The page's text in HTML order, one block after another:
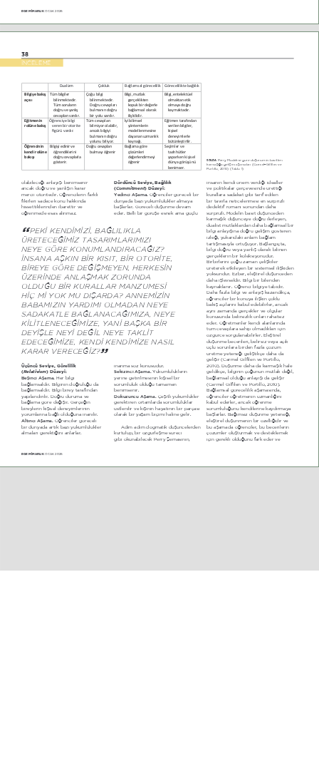
EGE M‹MARLIK OCAK 2026
38
İNCELEME
EGE M‹MARLIK OCAK 2026
olabileceği anlayışı benimsenir
ancak doğru ve yanlışın karar
mercii otoritedir. Öğrencilerin farklı
fikirleri sadece konu hakkında
hissettiklerinden ibarettir ve
öğrenmede esas alınmaz.
Üçüncü Seviye, Görelilik
(Relativism) Düzeyi:
Beşinci Aşama. Her bilgi
bağlamsaldır. Bilginin doğruluğu da
bağlamsaldır. Bilgi birey tarafından
yapılandırılır. Doğru duruma ve
bağlama göre değişir. Gerçeğin
bireylerin kişisel deneyimlerinin
yorumlarına bağlı olduğuna inanılır.
Altıncı Aşama.
Öğrenciler göreceli
bir dünyada artık bazı yükümlülükler
almaları gerektiğini anlarlar.
insanın kendi önem verdiği idealler
ve politikalar çerçevesinde ürettiği
kurallara sadakat gibi tarif edilen
bir tavırla neticelenmesi en sürprizli
dedektif romanı sonundan daha
sürprizli. Modelin basit düşünceden
karmaşık düşünceye doğru ilerleyen,
düalist mutlaklardan daha bağlamsal bir
bilgi anlayışına doğru gelişim gösteren
izleği, yukarıdaki anlam-bağlam
tartışmasıyla örtüşüyor. Başlangıçta,
bilgi doğru veya yanlış olarak bilinen
gerçeklerin bir koleksiyonudur.
Birbirlerini çoğu zaman çelişkiler
üreterek etkileyen bir sistemsel ilişkiden
yoksundur. Ezber, eleştirel düşünceden
daha işlevseldir. Bilgi bir bilenden
kaynaklanır. Öğrenci bilgiye tabidir.
Daha fazla bilgi ve anlayış kazandıkça,
öğrenciler bir konuya ilişkin çoklu
bakış açılarını kabul edebilirler, ancak
aynı zamanda gerçekler ve olgular
konusunda belirsizlik onları rahatsız
eder. Öğretmenler kendi alanlarında
tüm cevaplara sahip olmadıkları için
özgürce sorgulanabilirler. Eleştirel
düşünme becerileri, belirsiz veya açık
uçlu sorunlara birden fazla çözüm
üretme yeteneği geliştikçe daha da
gelişir (Carmel-Gilfilen ve Portillo,
2010). Düşünme daha da karmaşık hale
geldikçe, bilginin çoğunun mutlak değil,
bağlamsal olduğu anlayışı da gelişir
(Carmel-Gilfilen ve Portillo, 2010).
Bağlamsal görecelilik aşamasında,
öğrenciler öğretmenin uzmanlığını
kabul ederler, ancak öğrenme
sorumluluğunu kendilerine kaydırmaya
başlarlar. Bağımsız düşünme yeteneği,
eleştirel düşünmenin bir özelliğidir ve
bu aşamada öğrenciler, bu becerilerin
çözümler oluşturmak ve desteklemek
için gerekli olduğunu fark eder ve
Dördüncü Seviye, Bağlılık
(Commitment) Düzeyi:
Yedinci Aşama. Öğrenciler göreceli bir
dünyada bazı yükümlülükler almaya
başlarlar. Göreceli düşünme devam
eder. Belli bir görüşe esnek ama güçlü
inanma söz konusudur.
Sekizinci Aşama. Yükümlülüklerin
yerine getirilmesinin kişisel bir
sorumluluk olduğu tamamen
benimsenir.
Dokuzuncu Aşama.
Çeşitli yükümlükler
gerektiren ortamlarda sorumluluklar
üstlenilir ve kişinin hayatının bir parçası
olarak bir yaşam biçimi haline gelir.
Adım adım dogmatik düşüncelerden
kurtulup, bir özgürleşme süreci
gibi okunabilecek Perry Şemasının,
“ PEKİ KENDİMİZİ, BAĞLILIKLA
ÜRETECEĞİMİZ TASARIMLARIMIZI
NEYE GÖRE KONUMLANDIRACAĞIZ?
İNSANA AŞKIN BİR KISIT, BİR OTORİTE,
BİREYE GÖRE DEĞİŞMEYEN, HERKESİN
ÜZERİNDE ANLAŞMAK ZORUNDA
OLDUĞU BİR KURALLAR MANZUMESİ
HİÇ Mİ YOK MU DIŞARDA? ANNEMİZİN
BABAMIZIN YARDIMI OLMADAN NEYE
SADAKATLE BAĞLANACAĞIMIZA, NEYE
KİLİTLENECEĞİMİZE, YANİ BAŞKA BİR
DEYİŞLE NEYİ DEĞİL NEYE TAKLİT
EDECEĞİMİZE, KENDİ KENDİMİZE NASIL
KARAR VERECEĞİZ?”
Dualizm Çokluk Bağlamsal görecelilik Görecelilikte bağlılık
ŝůŐŝLJĞ ďĂŬŦƔ
ĂĕŦƐŦ
Tüm bilgiler
bilinmektedir.
Tüm soruların
doğru ve yanlış
cevapları vardır.
Çoğu bilgi
bilinmektedir.
Doğru cevapları
bulmanın doğru
bir yolu vardır.
Bilgi, mutlak
gerçeklikten
kopuk bir değerle
bağlamsal olarak
ilişkilidir.
Bilgi, entelektüel
olmaktan etik
olmaya doğru
kaymaktadır.
ŒŝƚŵĞŶŝŶ
ƌŽůƺŶĞ ďĂŬŦƔ
Öğrenciye bilgi
veren bir otorite
figürü vardır.
Tüm cevapları
bilmiyor olabilir,
ancak bilgiyi
bulmanın doğru
yolunu biliyor.
İyi bilimsel
yöntemlerin
modellenmesine
dayanan uzmanlık
kaynağı.
Eğitmen tarafından
verilen bilgiler,
kişisel
deneyimlerle
bütünleştirilir.
PŒƌĞŶĐŝŶŝŶ
ŬĞŶĚŝ ƌŽůƺŶĞ
ďĂŬŦƔŦ
Bilgiyi edinir ve
öğrendiklerini
doğru cevaplarla
gösterir.
Doğru cevapları
bulmayı öğrenir
Bağlama göre
çözümleri
değerlendirmeyi
öğrenir
Seçimler ve
taahhütler
yaparken kişisel
dünya görüşünü
benimser.
SOLDA
Perry Modeline göre düşüncenin basitten
karmaşığa gelişim aşamaları (Carmel ̈Gilfilen ve
Portillo, 2010) (Tablo 1).